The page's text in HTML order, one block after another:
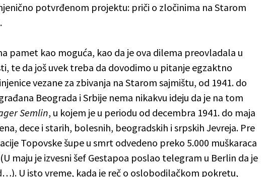
potvrđenom projektu: priči o zločinima na Starom
pamet kao moguća, kao da je ova dilema preovladala u
te da još uvek treba da dovodimo u pitanje egzaktno
vezane za zbivanja na Starom sajmištu, od 1941. do
Beograda i Srbije nema nikakvu ideju da je na tom
Semlin, u kojem je u periodu od decembra 1941. do maja
dece i starih, bolesnih, beogradskih i srpskih Jevreja. Pre
Topovske šupe u smrt odvedeno preko 5.000 muškaraca
maju je izvesni šef Gestapoa poslao telegram u Berlin da je
U isto vreme, kada je reč o oslobodilačkom pokretu,